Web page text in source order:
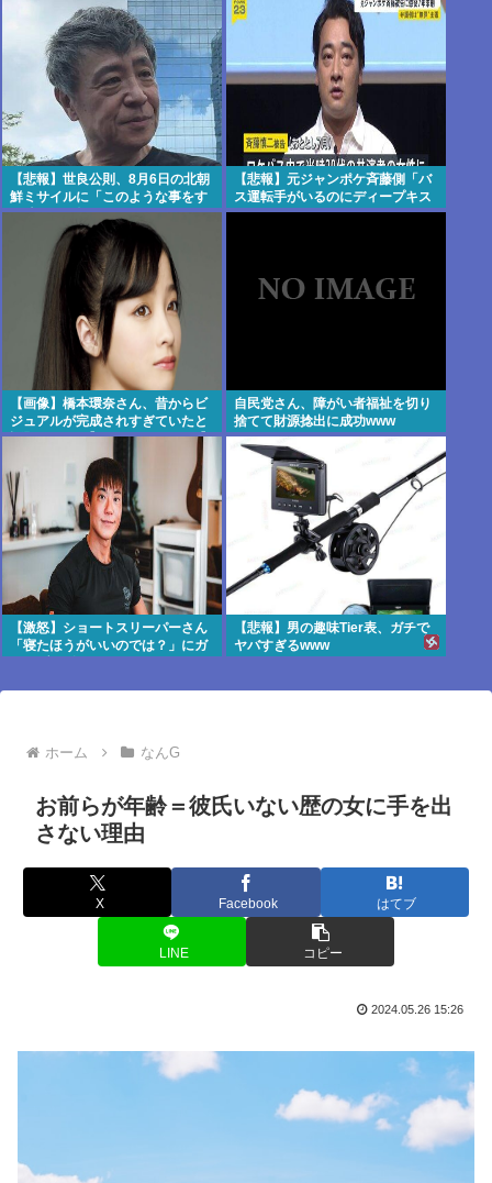
【悲報】世良公則、8月6日の北朝
鮮ミサイルに「このような事をす
る隣国」と怒りか
【悲報】元ジャンポケ斉藤側「バ
ス運転手がいるのにディープキス
なんてできない」
【画像】橋本環奈さん、昔からビ
ジュアルが完成されすぎていたと
話題にwww 【Pickup07091609】
自民党さん、障がい者福祉を切り
捨てて財源捻出に成功www
【激怒】ショートスリーパーさん
「寝たほうがいいのでは？」にガ
【悲報】男の趣味Tier表、ガチで
ヤバすぎるwww
ホーム なんG
お前らが年齢＝彼氏いない歴の女に手を出
さない理由
X Facebook はてブ
LINE コピー
2024.05.26 15:26